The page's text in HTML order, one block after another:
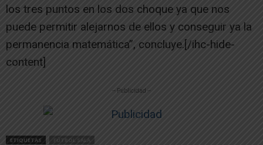
los tres puntos en los dos choque ya que nos
puede permitir alejarnos de ellos y conseguir ya la
permanencia matemática”, concluye.[/ihc-hide-
content]
-- Publicidad --
ETIQUETAS FÚTBOL SALA